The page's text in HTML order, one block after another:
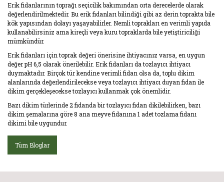
Erik fidanlarının toprağı seçicilik bakımından orta derecelerde olarak
değerlendirilmektedir. Bu erik fidanları bilindiği gibi az derin toprakta bile
kök yapısından dolayı yaşayabilirler. Nemli toprakları en verimli yapıda
kullanabilirsiniz ama kireçli veya kuru topraklarda bile yetiştiriciliği
mümkündür.
Erik fidanları için toprak değeri önerisine ihtiyacınız varsa, en uygun
değer pH 6,5 olarak önerilebilir. Erik fidanları da tozlayıcı ihtiyacı
duymaktadır. Birçok tür kendine verimli fidan olsa da, toplu dikim
alanlarında değerlendirilecekse veya tozlayıcı ihtiyacı duyan fidan ile
dikim gerçekleşecekse tozlayıcı kullanmak çok önemlidir.
Bazı dikim türlerinde 2 fidanda bir tozlayıcı fidan dikilebilirken, bazı
dikim şemalarına göre 8 ana meyve fidanına 1 adet tozlama fidanı
dikimi bile uygundur.
Tüm Bloglar